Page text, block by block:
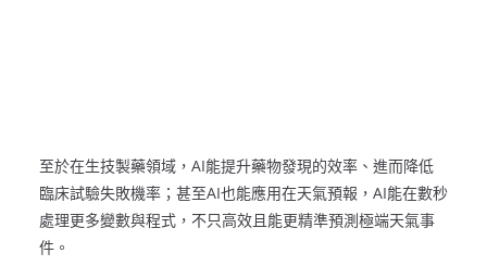
至於在生技製藥領域，AI能提升藥物發現的效率、進而降低
臨床試驗失敗機率；甚至AI也能應用在天氣預報，AI能在數秒
處理更多變數與程式，不只高效且能更精準預測極端天氣事
件。